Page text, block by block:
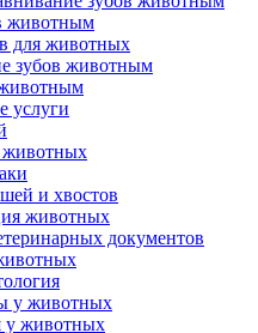
животным
для животных
зубов животным
услуги
и хвостов
животных
документов
у животных
у животных